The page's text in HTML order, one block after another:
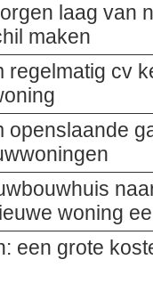
laag van
maken
regelmatig cv
openslaande
woning
een grote